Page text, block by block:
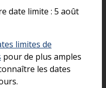
date limite : 5 août
limites de
pour de plus amples
les dates